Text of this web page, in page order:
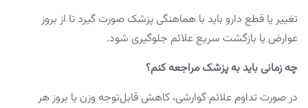
تغییر یا قطع دارو باید با هماهنگی پزشک صورت گیرد تا از بروز
عوارض یا بازگشت سریع علائم جلوگیری شود.
چه زمانی باید به پزشک مراجعه کنم؟
در صورت تداوم علائم گوارشی، کاهش قابل‌توجه وزن یا بروز هر